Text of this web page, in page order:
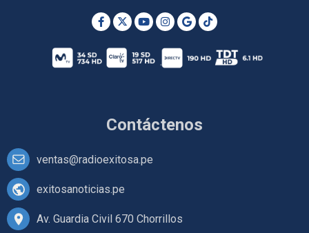
Contáctenos
ventas@radioexitosa.pe
exitosanoticias.pe
Av. Guardia Civil 670 Chorrillos